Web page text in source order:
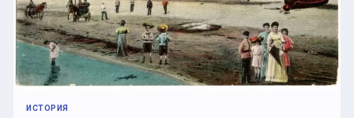
ИСТОРИЯ